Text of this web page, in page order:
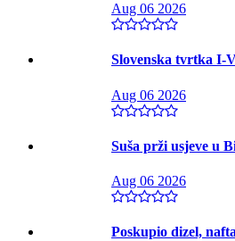
Aug 06 2026
Slovenska tvrtka I-
Aug 06 2026
Suša prži usjeve u
Aug 06 2026
Poskupio dizel,